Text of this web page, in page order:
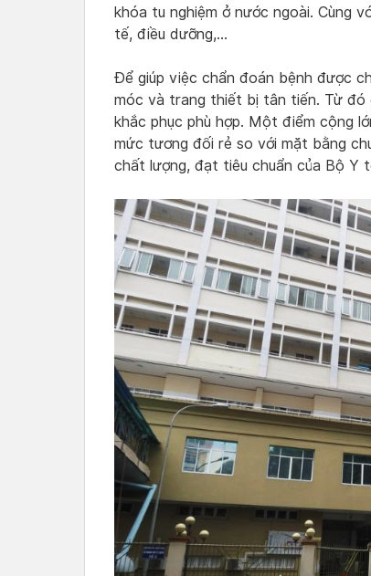
khóa tu nghiệm ở nước ngoài. Cùng
tế, điều dưỡng,…
Để giúp việc chẩn đoán bệnh được
móc và trang thiết bị tân tiến. Từ đó
khắc phục phù hợp. Một điểm cộng
mức tương đối rẻ so với mặt bằng
chất lượng, đạt tiêu chuẩn của Bộ Y